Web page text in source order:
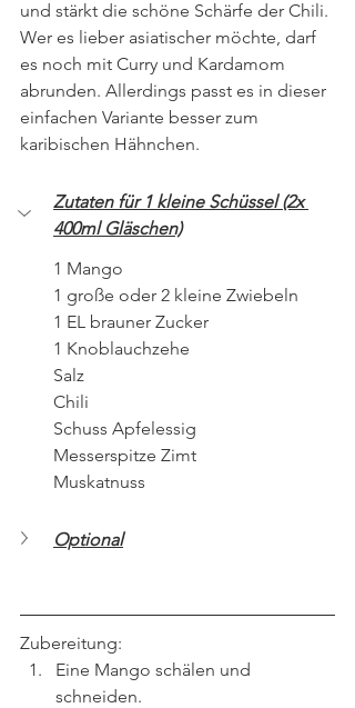
und stärkt die schöne Schärfe der Chili.
Wer es lieber asiatischer möchte, darf
es noch mit Curry und Kardamom
abrunden. Allerdings passt es in dieser
einfachen Variante besser zum
karibischen Hähnchen.
Zutaten für 1 kleine Schüssel (2x
400ml Gläschen)
1 Mango
1 große oder 2 kleine Zwiebeln
1 EL brauner Zucker
1 Knoblauchzehe
Salz
Chili
Schuss Apfelessig
Messerspitze Zimt
Muskatnuss
Optional
Zubereitung:
Eine Mango schälen und
schneiden.